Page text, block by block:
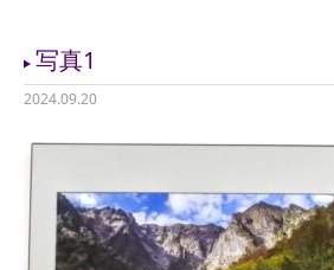
写真1
2024.09.20